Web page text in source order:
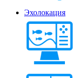
Эхолокация